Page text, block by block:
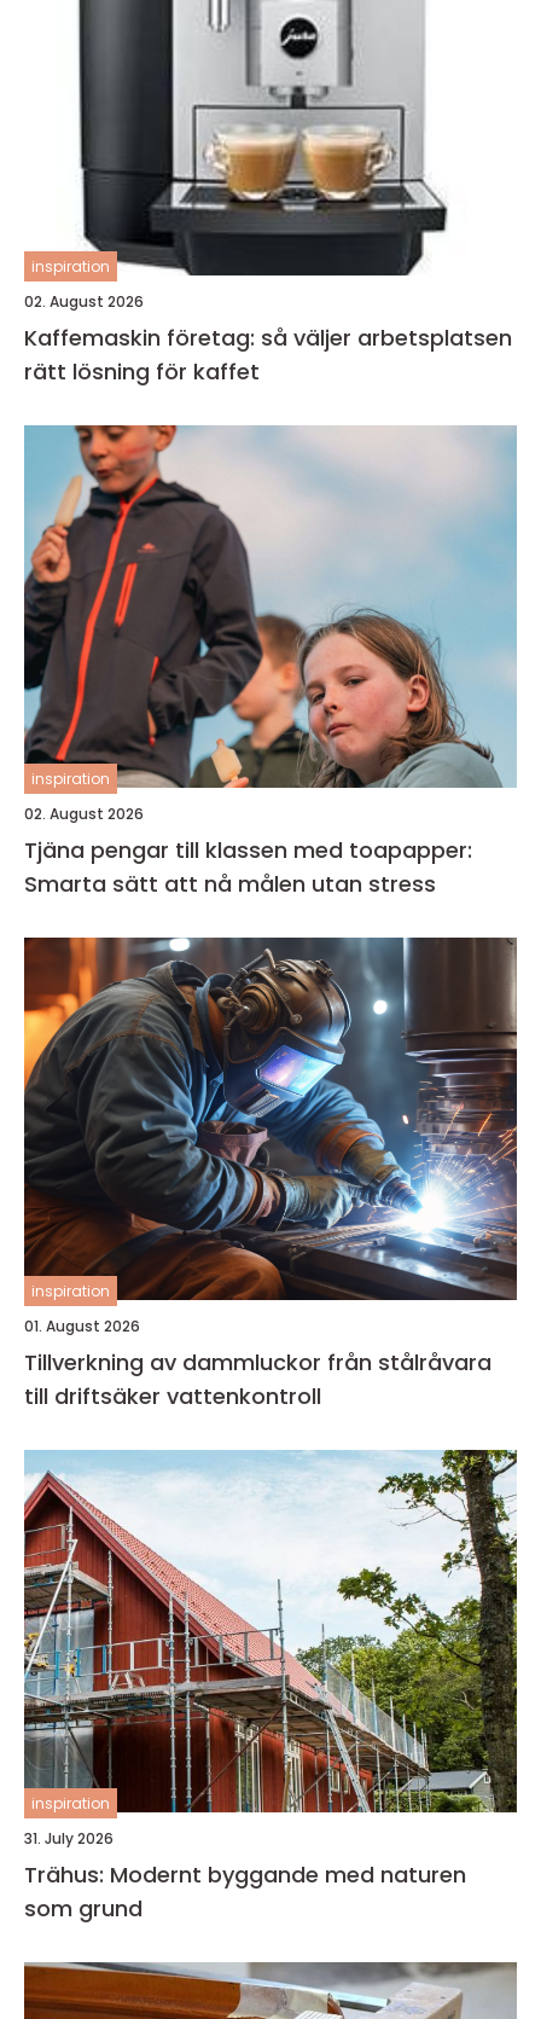
inspiration
02. August 2026
Kaffemaskin företag: så väljer arbetsplatsen
rätt lösning för kaffet
inspiration
02. August 2026
Tjäna pengar till klassen med toapapper:
Smarta sätt att nå målen utan stress
inspiration
01. August 2026
Tillverkning av dammluckor från stålråvara
till driftsäker vattenkontroll
inspiration
31. July 2026
Trähus: Modernt byggande med naturen
som grund